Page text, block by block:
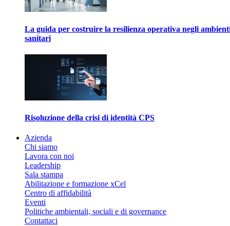
La guida per costruire la resilienza operativa negli
sanitari
Risoluzione della crisi di identità CPS
Azienda
Chi siamo
Lavora con noi
Leadership
Sala stampa
Abilitazione e formazione xCel
Centro di affidabilità
Eventi
Politiche ambientali, sociali e di governance
Contattaci